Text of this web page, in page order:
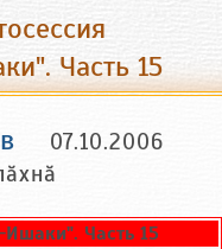
Часть 15
07.10.2006
Часть 15